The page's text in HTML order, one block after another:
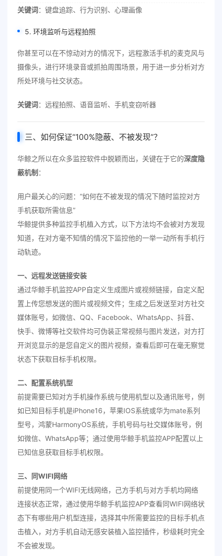
关键词：键盘追踪、行为识别、心理画像
5. 环境监听与远程拍照
你甚至可以在不惊动对方的情况下，远程激活手机的麦克风与
摄像头，进行环境录音或抓拍周围场景，用于进一步分析对方
所处环境与社交状态。
关键词：远程拍照、语音监听、手机变窃听器
三、如何保证“100%隐蔽、不被发现”？
华鲸之所以在众多监控软件中脱颖而出，关键在于它的深度隐
蔽机制 ：
用户最关心的问题：“如何在不被发现的情况下随时监控对方
手机获取所需信息”
华鲸提供多种监控手机植入方式，以下方法均不会被对方发现
知道，在对方毫不知情的情况下监控他的一举一动所有手机行
动轨迹。
一、远程发送链接安装
通过华鲸手机监控APP自定义生成图片或视频链接，自定义配
置上传您想发送的图片或视频文件；生成之后发送至对方社交
媒体账号，如微信、QQ、Facebook、WhatsApp、抖音、
快手、微博等社交软件均可伪装正常视频与图片发送，对方打
开浏览显示的是您自定义的图片视频，查看后即可在毫无察觉
状态下获取目标手机权限。
二、配置系统机型
前提需要已知对方手机操作系统与使用机型以及通讯账号，例
如已知目标手机是iPhone16，苹果IOS系统或华为mate系列
型号，鸿蒙HarmonyOS系统，手机号码与社交媒体账号，例
如微信、WhatsApp等；通过使用华鲸手机监控APP配置以上
已知信息获取目标手机权限。
三、同WIFI网络
前提使用同一个WIFI无线网络，己方手机与对方手机均网络
连接状态正常，通过使用华鲸手机监控APP查看同WIFI网络状
态下有哪些用户机型连接，选择其中所需要监控的目标手机点
击植入，对方手机自动无感安装植入监控插件，秒级耗时完全
不会被发现。